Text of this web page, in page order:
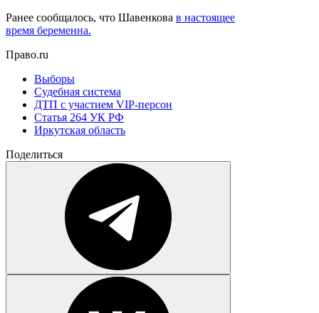
Ранее сообщалось, что Шавенкова в настоящее
время беременна.
Право.ru
Выборы
Судебная система
ДТП с участием VIP-персон
Статья 264 УК РФ
Иркутская область
Поделиться